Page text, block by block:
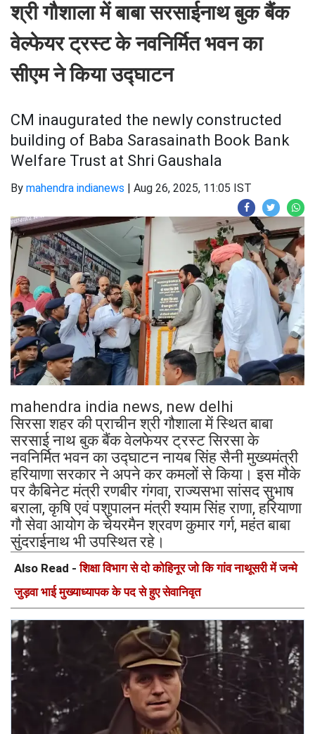
श्री गौशाला में बाबा सरसाईनाथ बुक बैंक
वेल्फेयर ट्रस्ट के नवनिर्मित भवन का
सीएम ने किया उद्घाटन
CM inaugurated the newly constructed
building of Baba Sarasainath Book Bank
Welfare Trust at Shri Gaushala
By mahendra indianews | Aug 26, 2025, 11:05 IST
mahendra india news, new delhi
सिरसा शहर की प्राचीन श्री गौशाला में स्थित बाबा
सरसाई नाथ बुक बैंक वेलफेयर ट्रस्ट सिरसा के
नवनिर्मित भवन का उद्घाटन नायब सिंह सैनी मुख्यमंत्री
हरियाणा सरकार ने अपने कर कमलों से किया। इस मौके
पर कैबिनेट मंत्री रणबीर गंगवा, राज्यसभा सांसद सुभाष
बराला, कृषि एवं पशुपालन मंत्री श्याम सिंह राणा, हरियाणा
गौ सेवा आयोग के चेयरमैन श्रवण कुमार गर्ग, महंत बाबा
सुंदराईनाथ भी उपस्थित रहे।
Also Read -शिक्षा विभाग से दो कोहिनूर जो कि गांव नाथूसरी में जन्मे
जुड़वा भाई मुख्याध्यापक के पद से हुए सेवानिवृत